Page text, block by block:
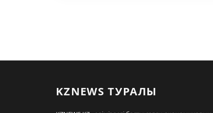
KZNEWS ТУРАЛЫ